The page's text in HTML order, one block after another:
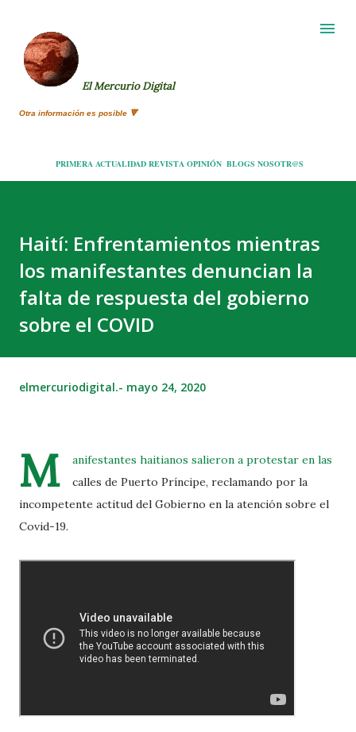
El Mercurio Digital
Otra información es posible 🔻
PRIMERA ACTUALIDAD REVISTA OPINIÓN BLOGS NOSOTR@S
Haití: Enfrentamientos mientras
los manifestantes denuncian la
falta de respuesta del gobierno
sobre el COVID
elmercuriodigital.- mayo 24, 2020
M
anifestantes haitianos salieron a protestar en las
calles de Puerto Príncipe, reclamando por la
incompetente actitud del Gobierno en la atención sobre el
Covid-19.